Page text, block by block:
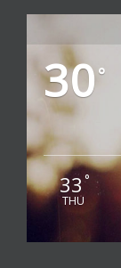
30°
33 °
THU